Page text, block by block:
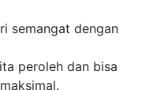
semangat dengan
peroleh dan bisa